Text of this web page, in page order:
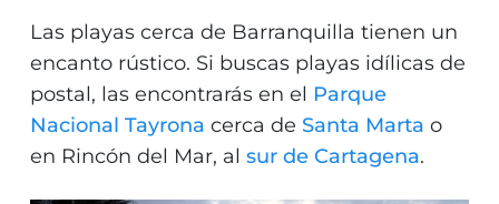
Las playas cerca de Barranquilla tienen un
encanto rústico. Si buscas playas idílicas de
postal, las encontrarás en el Parque
Nacional Tayrona cerca de Santa Marta o
en Rincón del Mar, al sur de Cartagena.